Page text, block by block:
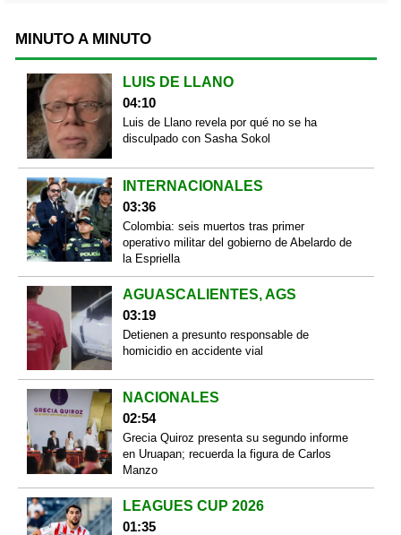
MINUTO A MINUTO
LUIS DE LLANO
04:10
Luis de Llano revela por qué no se ha
disculpado con Sasha Sokol
INTERNACIONALES
03:36
Colombia: seis muertos tras primer
operativo militar del gobierno de Abelardo de
la Espriella
AGUASCALIENTES, AGS
03:19
Detienen a presunto responsable de
homicidio en accidente vial
NACIONALES
02:54
Grecia Quiroz presenta su segundo informe
en Uruapan; recuerda la figura de Carlos
Manzo
LEAGUES CUP 2026
01:35